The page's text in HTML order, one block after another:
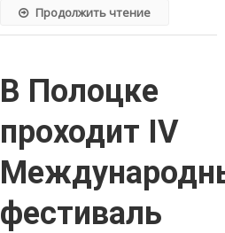
Продолжить чтение
В Полоцке
проходит IV
фестиваль